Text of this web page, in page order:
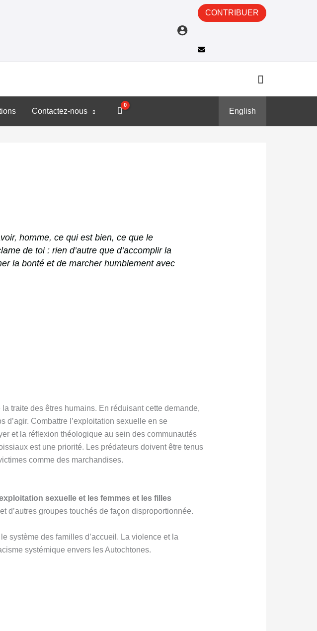
CONTRIBUER
Contactez-nous English
homme, ce qui est bien, ce que le
de toi : rien d’autre que d’accomplir la
la bonté et de marcher humblement avec
traite des êtres humains. En réduisant cette demande,
d’agir. Combattre l’exploitation sexuelle en se
et la réflexion théologique au sein des communautés
est une priorité. Les prédateurs doivent être tenus
comme des marchandises.
sexuelle et les femmes et les filles
d’autres groupes touchés de façon disproportionnée.
système des familles d’accueil. La violence et la
systémique envers les Autochtones.